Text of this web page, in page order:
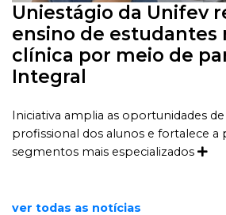
Uniestágio da Unifev
ensino de estudantes
clínica por meio de
Integral
Iniciativa amplia as oportunidades
profissional dos alunos e fortalece a
segmentos mais especializados
ver todas as notícias